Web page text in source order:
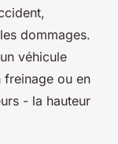
dommages.
véhicule
ou en
- la hauteur